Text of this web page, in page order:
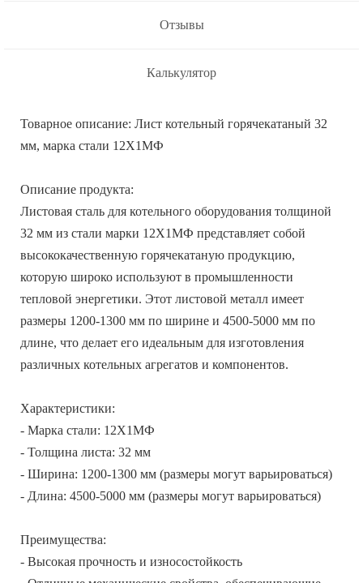
Отзывы
Калькулятор
Товарное описание: Лист котельный горячекатаный 32
мм, марка стали 12Х1МФ
Описание продукта:
Листовая сталь для котельного оборудования толщиной
32 мм из стали марки 12Х1МФ представляет собой
высококачественную горячекатаную продукцию,
которую широко используют в промышленности
тепловой энергетики. Этот листовой металл имеет
размеры 1200-1300 мм по ширине и 4500-5000 мм по
длине, что делает его идеальным для изготовления
различных котельных агрегатов и компонентов.
Характеристики:
- Марка стали: 12Х1МФ
- Толщина листа: 32 мм
- Ширина: 1200-1300 мм (размеры могут варьироваться)
- Длина: 4500-5000 мм (размеры могут варьироваться)
Преимущества:
- Высокая прочность и износостойкость